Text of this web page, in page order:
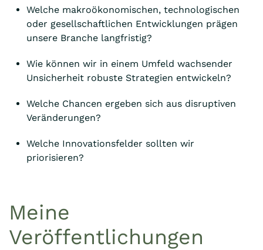
Welche makroökonomischen, technologischen
oder gesellschaftlichen Entwicklungen prägen
unsere Branche langfristig?
Wie können wir in einem Umfeld wachsender
Unsicherheit robuste Strategien entwickeln?
Welche Chancen ergeben sich aus disruptiven
Veränderungen?
Welche Innovationsfelder sollten wir
priorisieren?
Meine
Veröffentlichungen